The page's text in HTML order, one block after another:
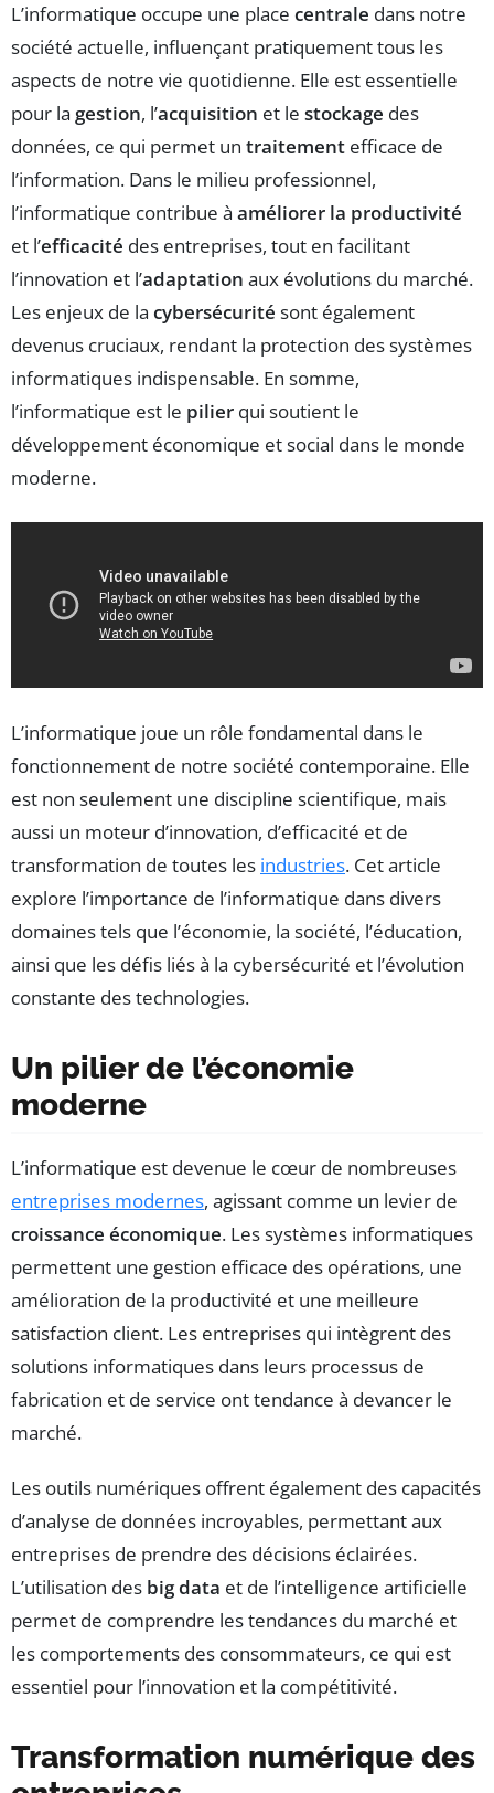
L’informatique occupe une place centrale dans notre
société actuelle, influençant pratiquement tous les
aspects de notre vie quotidienne. Elle est essentielle
pour la gestion, l’acquisition et le stockage des
données, ce qui permet un traitement efficace de
l’information. Dans le milieu professionnel,
l’informatique contribue à améliorer la productivité
et l’efficacité des entreprises, tout en facilitant
l’innovation et l’adaptation aux évolutions du marché.
Les enjeux de la cybersécurité sont également
devenus cruciaux, rendant la protection des systèmes
informatiques indispensable. En somme,
l’informatique est le pilier qui soutient le
développement économique et social dans le monde
moderne.
L’informatique joue un rôle fondamental dans le
fonctionnement de notre société contemporaine. Elle
est non seulement une discipline scientifique, mais
aussi un moteur d’innovation, d’efficacité et de
transformation de toutes les industries. Cet article
explore l’importance de l’informatique dans divers
domaines tels que l’économie, la société, l’éducation,
ainsi que les défis liés à la cybersécurité et l’évolution
constante des technologies.
Un pilier de l’économie
moderne
L’informatique est devenue le cœur de nombreuses
entreprises modernes, agissant comme un levier de
croissance économique. Les systèmes informatiques
permettent une gestion efficace des opérations, une
amélioration de la productivité et une meilleure
satisfaction client. Les entreprises qui intègrent des
solutions informatiques dans leurs processus de
fabrication et de service ont tendance à devancer le
marché.
Les outils numériques offrent également des capacités
d’analyse de données incroyables, permettant aux
entreprises de prendre des décisions éclairées.
L’utilisation des big data et de l’intelligence artificielle
permet de comprendre les tendances du marché et
les comportements des consommateurs, ce qui est
essentiel pour l’innovation et la compétitivité.
Transformation numérique des